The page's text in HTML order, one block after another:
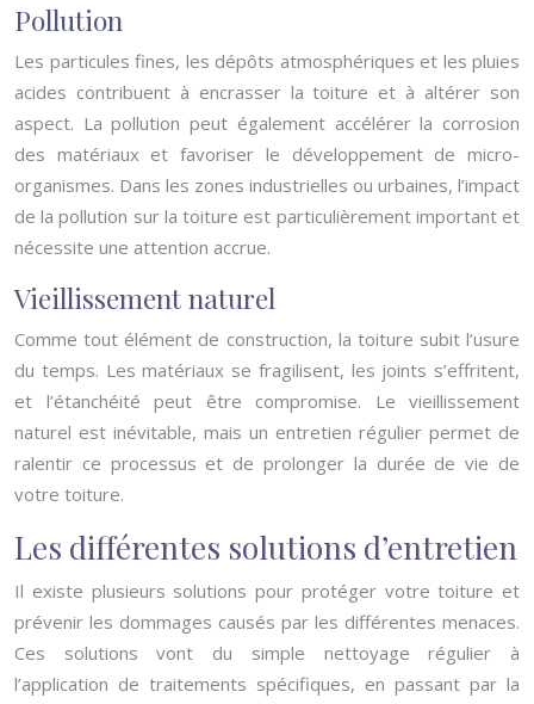
Pollution
Les particules fines, les dépôts atmosphériques et les pluies
acides contribuent à encrasser la toiture et à altérer son
aspect. La pollution peut également accélérer la corrosion
des matériaux et favoriser le développement de micro-
organismes. Dans les zones industrielles ou urbaines, l’impact
de la pollution sur la toiture est particulièrement important et
nécessite une attention accrue.
Vieillissement naturel
Comme tout élément de construction, la toiture subit l’usure
du temps. Les matériaux se fragilisent, les joints s’effritent,
et l’étanchéité peut être compromise. Le vieillissement
naturel est inévitable, mais un entretien régulier permet de
ralentir ce processus et de prolonger la durée de vie de
votre toiture.
Les différentes solutions d’entretien
Il existe plusieurs solutions pour protéger votre toiture et
prévenir les dommages causés par les différentes menaces.
Ces solutions vont du simple nettoyage régulier à
l’application de traitements spécifiques, en passant par la